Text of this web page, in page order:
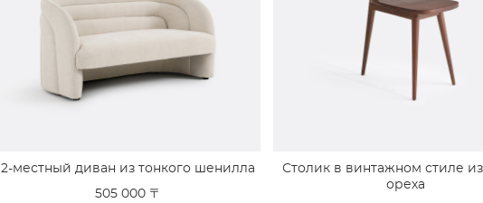
2-местный диван из тонкого шенилла
505 000 〒
Столик в винтажном стиле
ореха